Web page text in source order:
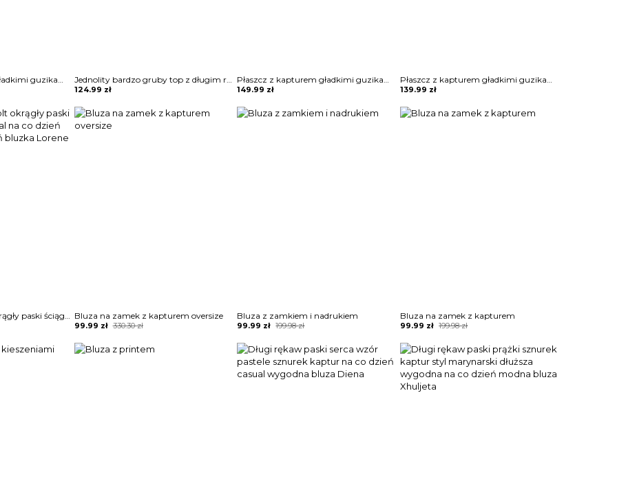
Jednolity bardzo gruby top z długim rękawem bluzka Anique
124.99 zł 149.99 zł 139.99 zł
Bluza na zamek z kapturem oversize
330.30zł
Original
was:
330.30 zł.
99.99 zł
Current
is:
99.99 zł.
Bluza z zamkiem i nadrukiem
199.98zł
Original
was:
199.98 zł.
99.99 zł
Current
is:
99.99 zł.
Bluza na zamek z kapturem
199.98zł
Original
was:
199.98 zł.
99.99 zł
Current
is:
99.99 zł.